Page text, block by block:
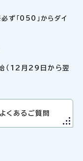
「050」からダイ
（12月29日から翌
よくあるご質問